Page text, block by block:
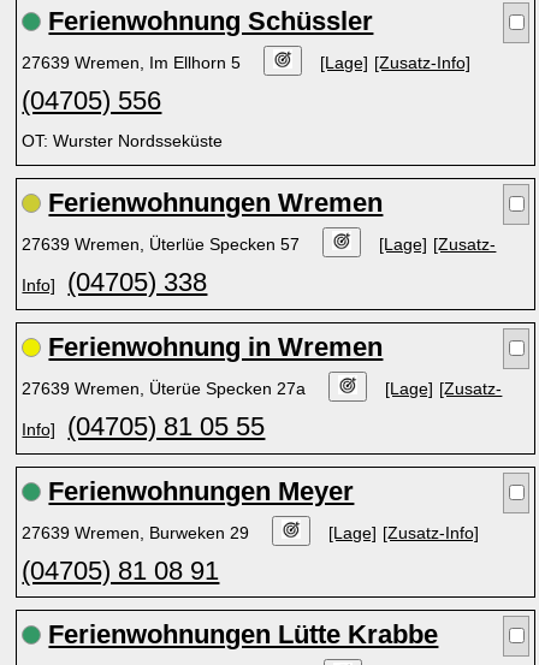
Ferienwohnung Schüssler
27639 Wremen, Im Ellhorn 5 [Lage] [Zusatz-Info]
(04705) 556
OT: Wurster Nordsseküste
Ferienwohnungen Wremen
27639 Wremen, Üterlüe Specken 57 [Lage] [Zusatz-
Info] (04705) 338
Ferienwohnung in Wremen
27639 Wremen, Üterüe Specken 27a [Lage] [Zusatz-
Info] (04705) 81 05 55
Ferienwohnungen Meyer
27639 Wremen, Burweken 29 [Lage] [Zusatz-Info]
(04705) 81 08 91
Ferienwohnungen Lütte Krabbe